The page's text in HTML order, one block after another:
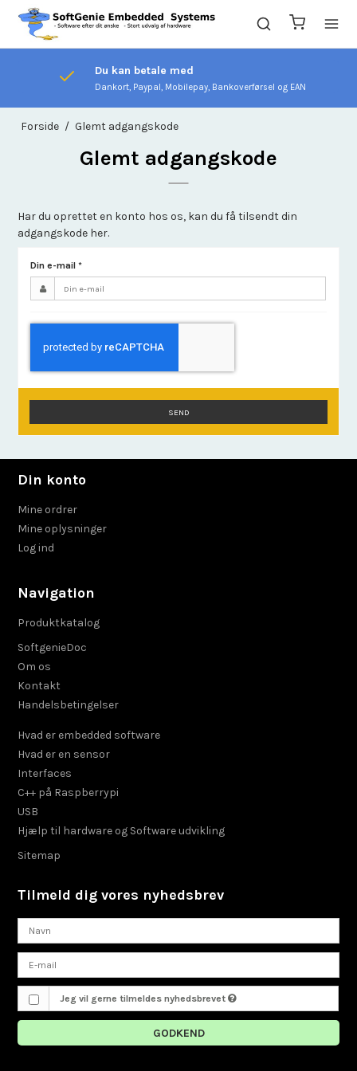
Du kan betale med
Dankort, Paypal, Mobilepay, Bankoverførsel og EAN
Forside / Glemt adgangskode
Glemt adgangskode
Har du oprettet en konto hos os, kan du få tilsendt din
adgangskode her.
Din e-mail*
SEND
Din konto
Mine ordrer
Mine oplysninger
Log ind
Navigation
Produktkatalog
SoftgenieDoc
Om os
Kontakt
Handelsbetingelser
Hvad er embedded software
Hvad er en sensor
Interfaces
C++ på Raspberrypi
USB
Hjælp til hardware og Software udvikling
Sitemap
Tilmeld dig vores nyhedsbrev
Jeg vil gerne tilmeldes nyhedsbrevet
GODKEND